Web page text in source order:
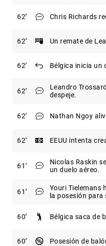
62 Chris Richards
62 Un remate de
62 Bélgica inicia un
62
Leandro
despeje.
62 Nathan Ngoy
62 EEUU intenta
61
Nicolas Raskin
un duelo aéreo.
61
Youri Tielemans
la posesión para
60 Bélgica saca de
60 Posesión de